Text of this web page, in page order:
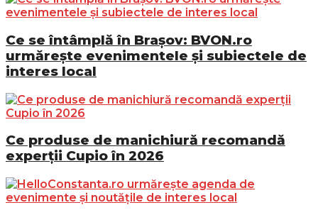
Ce se întâmplă în Brașov: BVON.ro
urmărește evenimentele și subiectele de
interes local
Ce produse de manichiură recomandă
experții Cupio în 2026